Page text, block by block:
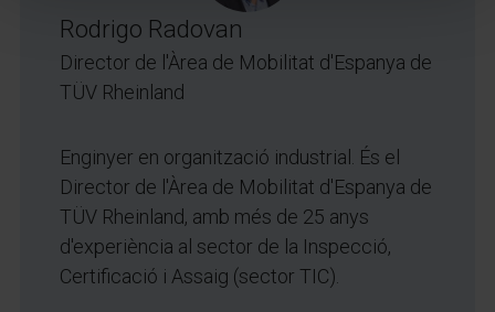
Rodrigo Radovan
Director de l'Àrea de Mobilitat d'Espanya de
TÜV Rheinland
Enginyer en organització industrial. És el
Director de l'Àrea de Mobilitat d'Espanya de
TÜV Rheinland, amb més de 25 anys
d'experiència al sector de la Inspecció,
Certificació i Assaig (sector TIC).